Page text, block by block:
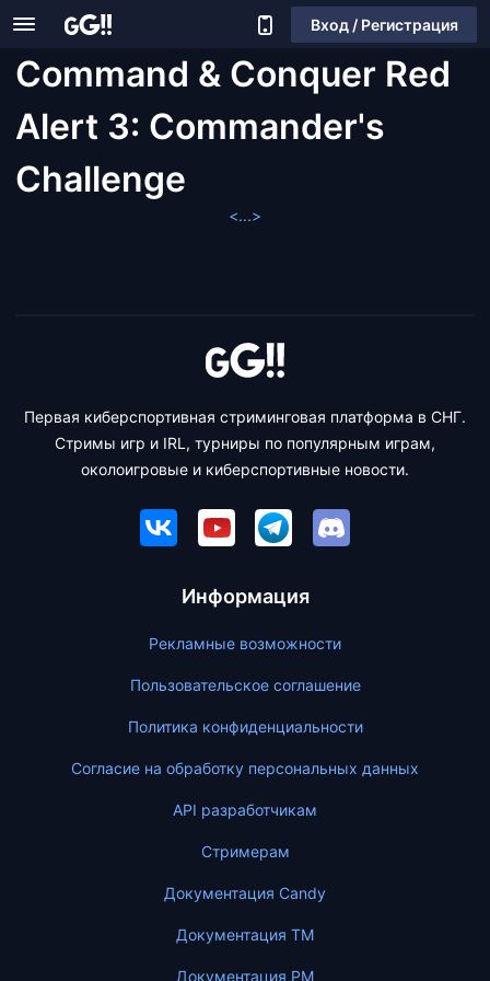
Вход / Регистрация
Command & Conquer Red
Alert 3: Commander's
Challenge
<...>
Первая киберспортивная стриминговая платформа в СНГ.
Стримы игр и IRL, турниры по популярным играм,
околоигровые и киберспортивные новости.
Информация
Рекламные возможности
Пользовательское соглашение
Политика конфиденциальности
Согласие на обработку персональных данных
API разработчикам
Стримерам
Документация Candy
Документация ТМ
Документация PM